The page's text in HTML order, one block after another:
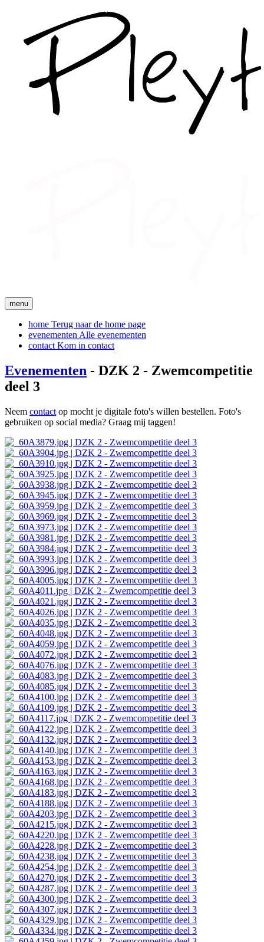
menu
home Terug naar de home page
evenementen Alle evenementen
contact Kom in contact
Evenementen - DZK 2 - Zwemcompetitie
deel 3
Neem contact op mocht je digitale foto's willen bestellen. Foto's
gebruiken op social media? Graag mij taggen!